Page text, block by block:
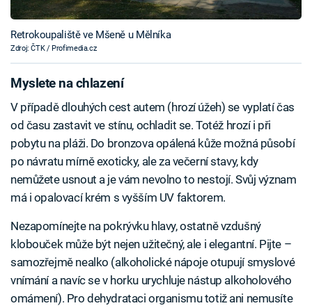
Retrokoupaliště ve Mšeně u Mělníka
Zdroj: ČTK / Profimedia.cz
Myslete na chlazení
V případě dlouhých cest autem (hrozí úžeh) se vyplatí čas
od času zastavit ve stínu, ochladit se. Totéž hrozí i při
pobytu na pláži. Do bronzova opálená kůže možná působí
po návratu mírně exoticky, ale za večerní stavy, kdy
nemůžete usnout a je vám nevolno to nestojí. Svůj význam
má i opalovací krém s vyšším UV faktorem.
Nezapomínejte na pokrývku hlavy, ostatně vzdušný
klobouček může být nejen užitečný, ale i elegantní. Pijte –
samozřejmě nealko (alkoholické nápoje otupují smyslové
vnímání a navíc se v horku urychluje nástup alkoholového
omámení). Pro dehydrataci organismu totiž ani nemusíte